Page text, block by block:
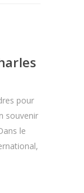
pour
souvenir
le